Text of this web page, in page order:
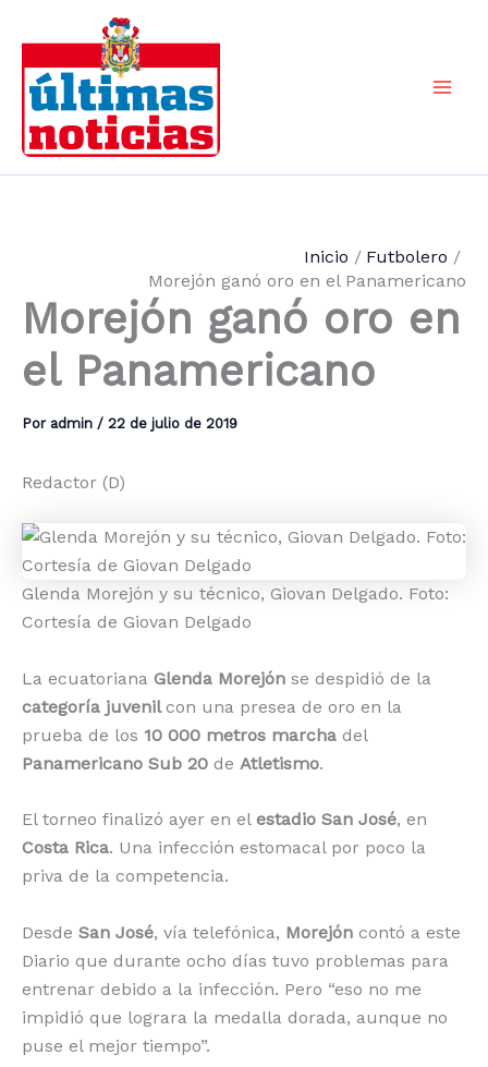
contenido
Inicio
Futbolero
Morejón ganó oro en el Panamericano
Morejón ganó oro en
el Panamericano
Por admin / 22 de julio de 2019
Redactor (D)
Glenda Morejón y su técnico, Giovan Delgado. Foto:
Cortesía de Giovan Delgado
La ecuatoriana Glenda Morejón se despidió de la
categoría juvenil con una presea de oro en la
prueba de los 10 000 metros marcha del
Panamericano Sub 20 de Atletismo.
El torneo finalizó ayer en el estadio San José, en
Costa Rica. Una infección estomacal por poco la
priva de la competencia.
Desde San José, vía telefónica, Morejón contó a este
Diario que durante ocho días tuvo problemas para
entrenar debido a la infección. Pero “eso no me
impidió que lograra la medalla dorada, aunque no
puse el mejor tiempo”.